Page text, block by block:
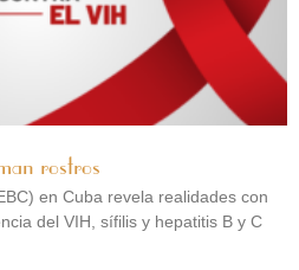
rostros
en Cuba revela realidades con
del VIH, sífilis y hepatitis B y C